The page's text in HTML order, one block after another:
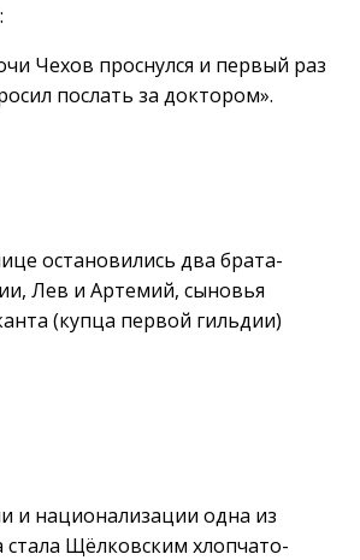
Чехов проснулся и первый раз
послать за доктором».
остановились два брата-
Лев и Артемий, сыновья
(купца первой гильдии)
и национализации одна из
стала Щёлковским хлопчато-